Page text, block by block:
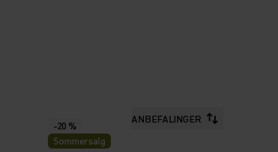
ANBEFALINGER
-20 %
Sommersalg